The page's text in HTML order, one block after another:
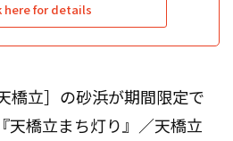
here for details
橋立］の砂浜が期間限定で
天橋立まち灯り』／天橋立